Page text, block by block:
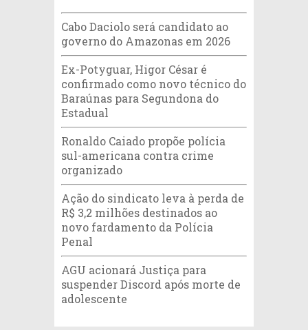
Cabo Daciolo será candidato ao
governo do Amazonas em 2026
Ex-Potyguar, Higor César é
confirmado como novo técnico do
Baraúnas para Segundona do
Estadual
Ronaldo Caiado propõe polícia
sul-americana contra crime
organizado
Ação do sindicato leva à perda de
R$ 3,2 milhões destinados ao
novo fardamento da Polícia
Penal
AGU acionará Justiça para
suspender Discord após morte de
adolescente